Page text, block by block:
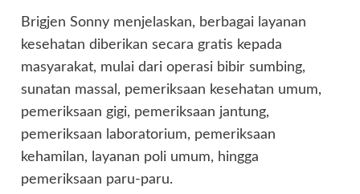
Brigjen Sonny menjelaskan, berbagai layanan
kesehatan diberikan secara gratis kepada
masyarakat, mulai dari operasi bibir sumbing,
sunatan massal, pemeriksaan kesehatan umum,
pemeriksaan gigi, pemeriksaan jantung,
pemeriksaan laboratorium, pemeriksaan
kehamilan, layanan poli umum, hingga
pemeriksaan paru-paru.